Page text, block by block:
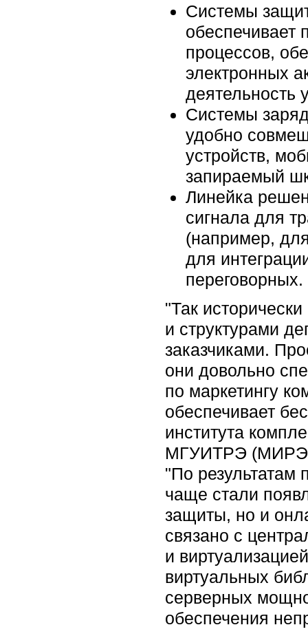
Системы
обеспечивает
процессов,
электронных
деятельность
Системы
удобно
устройств,
запираемый
Линейка
сигнала для
(например,
для
переговорных.
"Так
и структурами
заказчиками.
они довольно
по маркетингу
обеспечивает
института
МГУИТРЭ
"По результатам
чаще стали
защиты, но и
связано с
и
виртуальных
серверных
обеспечения